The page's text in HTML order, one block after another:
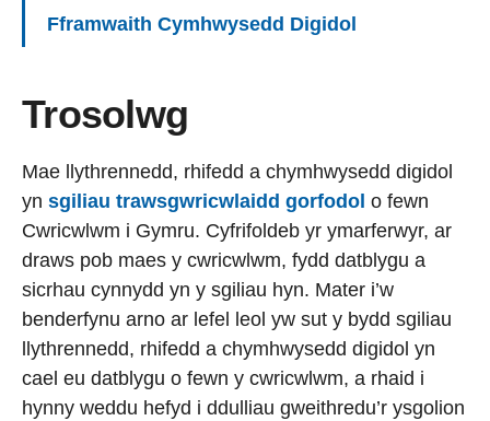
Fframwaith Cymhwysedd Digidol
Trosolwg
Mae llythrennedd, rhifedd a chymhwysedd digidol
yn sgiliau trawsgwricwlaidd gorfodol o fewn
Cwricwlwm i Gymru. Cyfrifoldeb yr ymarferwyr, ar
draws pob maes y cwricwlwm, fydd datblygu a
sicrhau cynnydd yn y sgiliau hyn. Mater i’w
benderfynu arno ar lefel leol yw sut y bydd sgiliau
llythrennedd, rhifedd a chymhwysedd digidol yn
cael eu datblygu o fewn y cwricwlwm, a rhaid i
hynny weddu hefyd i ddulliau gweithredu’r ysgolion